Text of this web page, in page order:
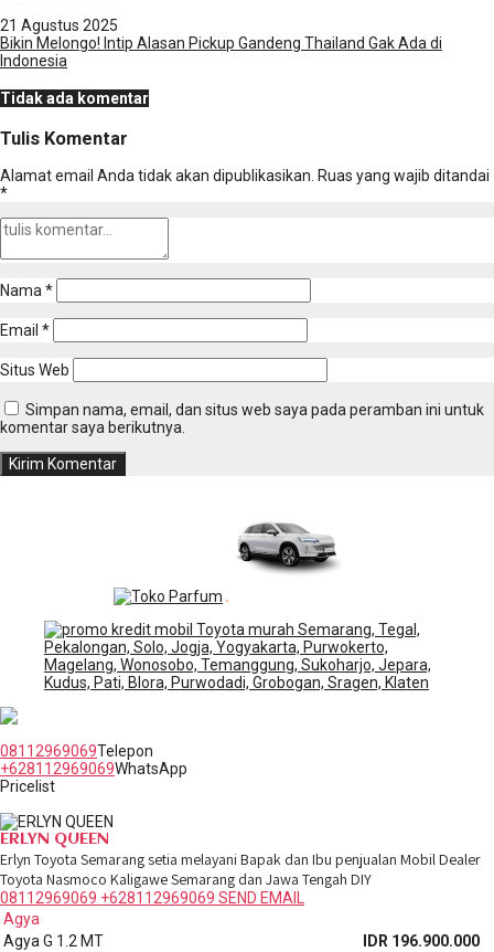
21 Agustus 2025
Bikin Melongo! Intip Alasan Pickup Gandeng Thailand Gak Ada di
Indonesia
Tidak ada komentar
Tulis Komentar
Alamat email Anda tidak akan dipublikasikan. Ruas yang wajib ditandai
*
Nama *
Email *
Situs Web
Simpan nama, email, dan situs web saya pada peramban ini untuk
komentar saya berikutnya.
08112969069Telepon
+628112969069WhatsApp
Pricelist
ERLYN QUEEN
Erlyn Toyota Semarang setia melayani Bapak dan Ibu penjualan Mobil Dealer
Toyota Nasmoco Kaligawe Semarang dan Jawa Tengah DIY
08112969069 +628112969069 SEND EMAIL
Agya
Agya G 1.2 MT
IDR 196.900.000